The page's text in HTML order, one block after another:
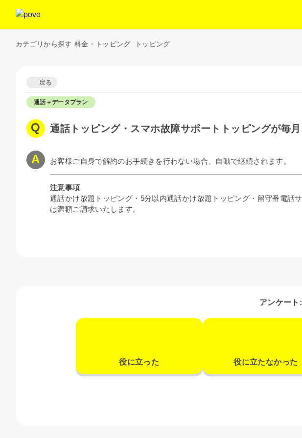
カテゴリから探す 料金・トッピング トッピング
戻る
通話＋データプラン
通話トッピング・スマホ故障サポートトッピングが毎
お客様ご自身で解約のお手続きを行わない場合、自動で継続されます。
注意事項
通話かけ放題トッピング・5分以内通話かけ放題トッピング・留守番電
は満額ご請求いたします。
アンケー
役に立った 役に立たなかった